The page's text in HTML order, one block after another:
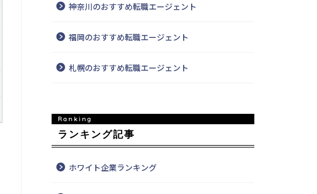
神奈川のおすすめ転職エージェント
福岡のおすすめ転職エージェント
札幌のおすすめ転職エージェント
ランキング記事
ホワイト企業ランキング